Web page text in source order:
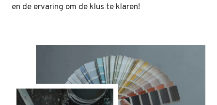
en de ervaring om de klus te klaren!